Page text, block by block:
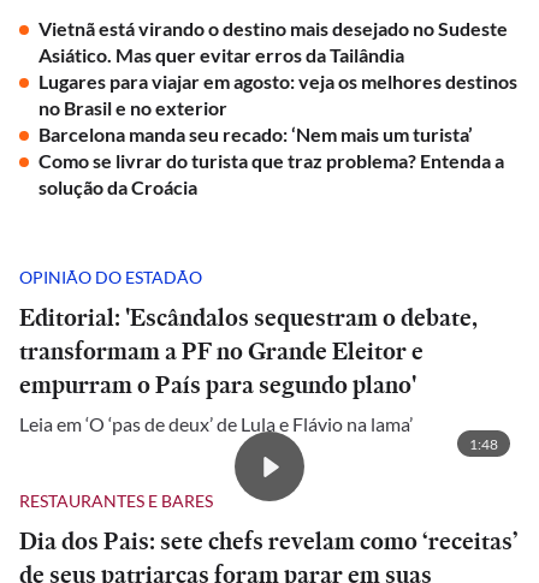
Vietnã está virando o destino mais desejado no Sudeste
Asiático. Mas quer evitar erros da Tailândia
Lugares para viajar em agosto: veja os melhores destinos
no Brasil e no exterior
Barcelona manda seu recado: ‘Nem mais um turista’
Como se livrar do turista que traz problema? Entenda a
solução da Croácia
OPINIÃO DO ESTADÃO
Editorial: 'Escândalos sequestram o debate,
transformam a PF no Grande Eleitor e
empurram o País para segundo plano'
Leia em ‘O ‘pas de deux’ de Lula e Flávio na lama’
1:48
RESTAURANTES E BARES
Dia dos Pais: sete chefs revelam como ‘receitas’
de seus patriarcas foram parar em suas